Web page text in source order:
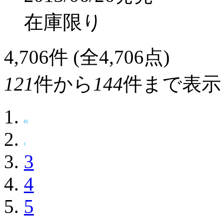
在庫限り
4,706件 (全4,706点)
121件から 144件まで表示
3
4
5